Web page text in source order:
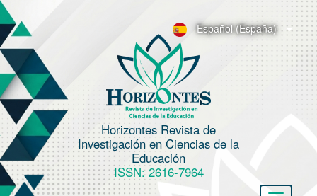
a
g
a
c
n
p
Español (España)
Horizontes Revista de
Investigación en Ciencias de la
Educación
ISSN: 2616-7964